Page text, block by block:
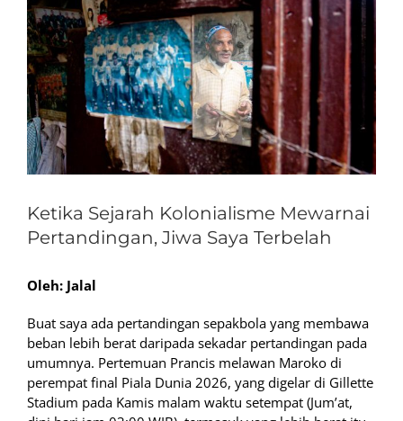
Ketika Sejarah Kolonialisme Mewarnai
Pertandingan, Jiwa Saya Terbelah
Oleh: Jalal
Buat saya ada pertandingan sepakbola yang membawa
beban lebih berat daripada sekadar pertandingan pada
umumnya. Pertemuan Prancis melawan Maroko di
perempat final Piala Dunia 2026, yang digelar di Gillette
Stadium pada Kamis malam waktu setempat (Jum’at,